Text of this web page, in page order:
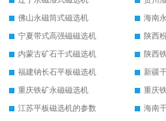
佛山永磁筒式磁选机
宁夏带式高强磁磁选机
陕西
内蒙古矿石干式磁选机
陕西
福建钠长石平板磁选机
新疆
重庆铁矿永磁磁选机
重庆
江苏平板磁选机的参数
海南